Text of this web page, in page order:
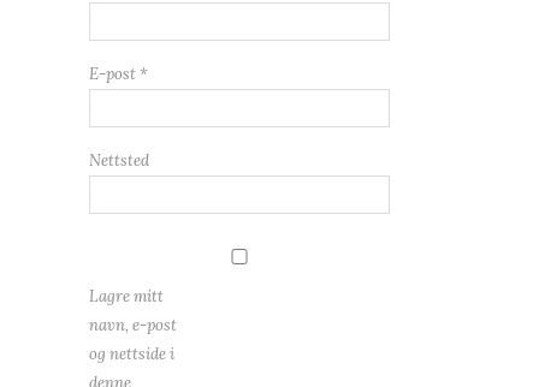
E-post *
Nettsted
Lagre mitt
navn, e-post
og nettside i